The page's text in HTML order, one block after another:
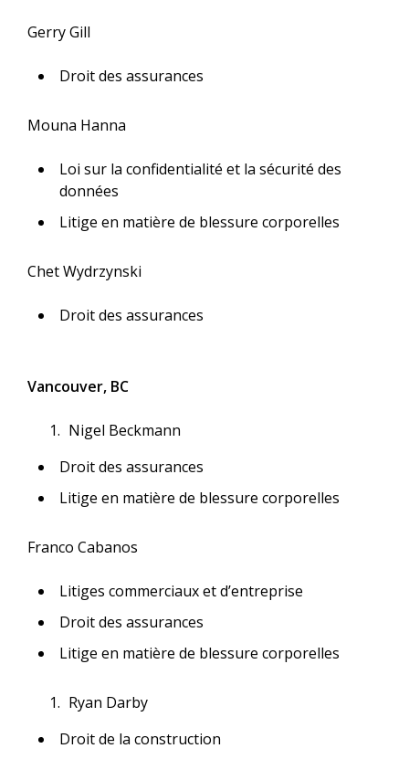
Gerry Gill
Droit des assurances
Mouna Hanna
Loi sur la confidentialité et la sécurité des
données
Litige en matière de blessure corporelles
Chet Wydrzynski
Droit des assurances
Vancouver, BC
Nigel Beckmann
Droit des assurances
Litige en matière de blessure corporelles
Franco Cabanos
Litiges commerciaux et d’entreprise
Droit des assurances
Litige en matière de blessure corporelles
Ryan Darby
Droit de la construction